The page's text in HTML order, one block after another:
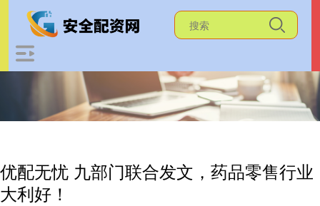
优配无忧 九部门联合发文，药品零售行业
大利好！